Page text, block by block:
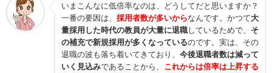
いまこんなに低倍率なのは、どうしてだと思いますか？
一番の要因は、 採用者数が多いからなんです。かつて大
量採用した時代の教員が大量に退職しているためで、 そ
の補充で新規採用が多くなっているのです。実は、その
退職の波も落ち着いてきており、 今後退職者数は減って
いく見込みであることから、 これからは倍率は上昇する